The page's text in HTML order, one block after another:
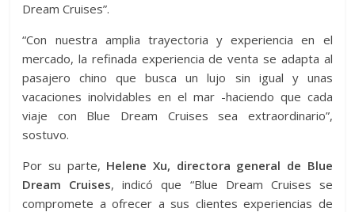
Dream Cruises”.
“Con nuestra amplia trayectoria y experiencia en el
mercado, la refinada experiencia de venta se adapta al
pasajero chino que busca un lujo sin igual y unas
vacaciones inolvidables en el mar -haciendo que cada
viaje con Blue Dream Cruises sea extraordinario”,
sostuvo.
Por su parte, Helene Xu, directora general de Blue
Dream Cruises, indicó que “Blue Dream Cruises se
compromete a ofrecer a sus clientes experiencias de